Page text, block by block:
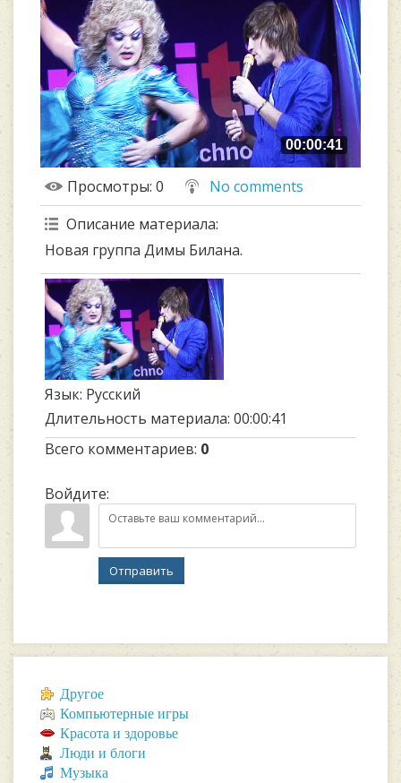
00:00:41
Просмотры: 0
No comments
Описание материала:
Новая группа Димы Билана.
Язык: Русский
Длительность материала: 00:00:41
Всего комментариев: 0
Войдите:
Отправить
Другое
Компьютерные игры
Красота и здоровье
Люди и блоги
Музыка